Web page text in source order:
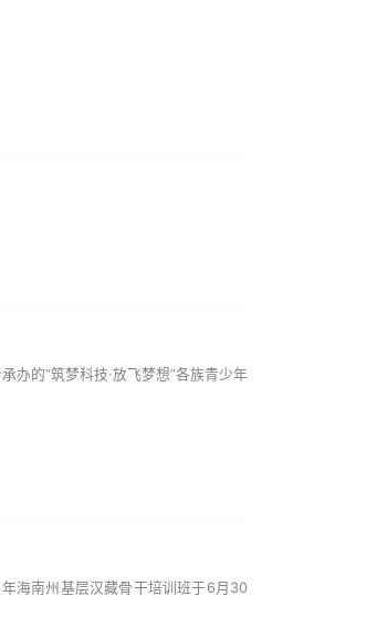
办的“筑梦科技·放飞梦想”各族青少年
海南州基层汉藏骨干培训班于6月30